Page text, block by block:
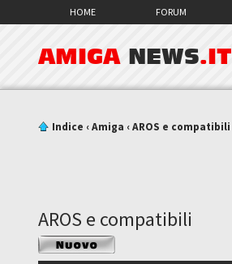
HOME FORUM
AMIGA NEWS.IT
Indice ‹Amiga ‹AROS e compatibili
AROS e compatibili
Scrivi un nuovo
argomento